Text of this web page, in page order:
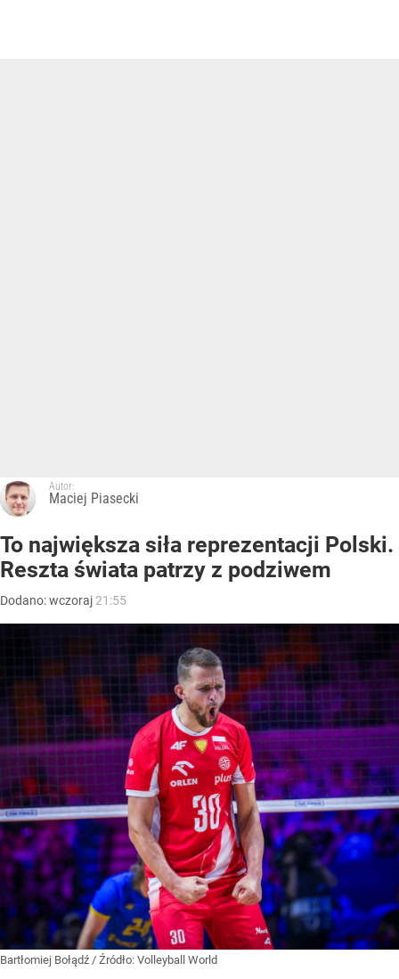
Autor:
Maciej Piasecki
To największa siła reprezentacji Polski.
Reszta świata patrzy z podziwem
Dodano:wczoraj 21:55
Bartłomiej Bołądź / Źródło: Volleyball World